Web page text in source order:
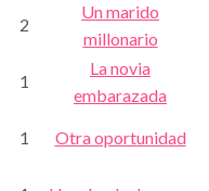
2
Un marido
millonario
1
La novia
embarazada
1 Otra oportunidad